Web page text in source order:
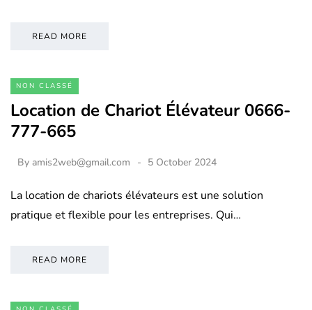
READ MORE
NON CLASSÉ
Location de Chariot Élévateur 0666-
777-665
By amis2web@gmail.com 5 October 2024
La location de chariots élévateurs est une solution
pratique et flexible pour les entreprises. Qui…
READ MORE